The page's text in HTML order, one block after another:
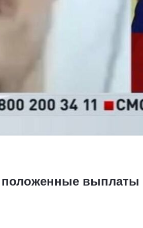
положенные выплаты